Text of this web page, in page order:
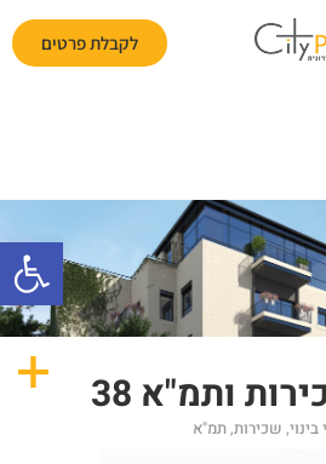
לקבלת פרטים
ותמ"א 38
בינוי, שכירות,תמ"א